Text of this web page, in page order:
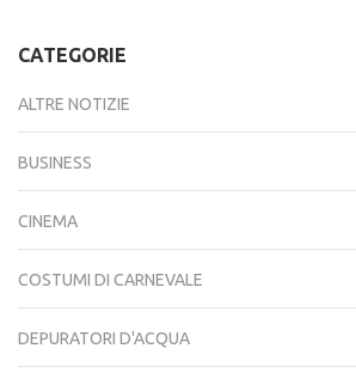
CATEGORIE
ALTRE NOTIZIE
BUSINESS
CINEMA
COSTUMI DI CARNEVALE
DEPURATORI D'ACQUA